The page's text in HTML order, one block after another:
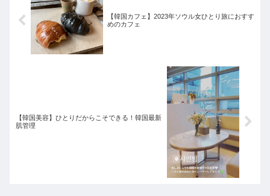
【韓国カフェ】2023年ソウル女ひとり旅におすす
めのカフェ
【韓国美容】ひとりだからこそできる！韓国最新
肌管理